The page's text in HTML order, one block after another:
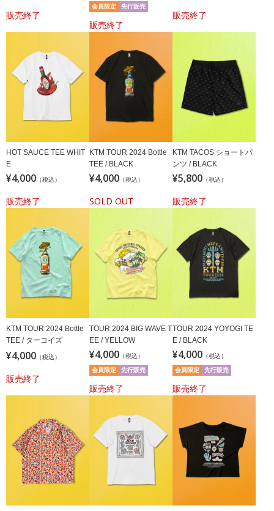
販売終了
会員限定 先行販売
販売終了
販売終了
HOT SAUCE TEE WHIT
E
¥4,000 （税込）
販売終了
KTM TOUR 2024 Bottle
TEE / BLACK
¥4,000 （税込）
SOLD OUT
KTM TACOS ショートパ
ンツ / BLACK
¥5,800 （税込）
販売終了
KTM TOUR 2024 Bottle
TEE / ターコイズ
¥4,000 （税込）
販売終了
TOUR 2024 BIG WAVE T
EE / YELLOW
¥4,000 （税込）
会員限定 先行販売
販売終了
TOUR 2024 YOYOGI TE
E / BLACK
¥4,000 （税込）
会員限定 先行販売
販売終了